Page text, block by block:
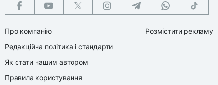
Про компанію
Редакційна політика і стандарти
Як стати нашим автором
Правила користування
Розмістити рекламу